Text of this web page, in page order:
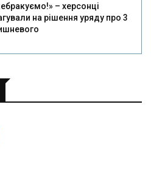
– херсонці
на рішення уряду про 3